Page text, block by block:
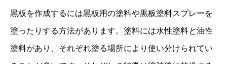
黒板を作成するには黒板用の塗料や黒板塗料スプレーを
塗ったりする方法があります。塗料には水性塗料と油性
塗料があり、それぞれ塗る場所により使い分けられてい